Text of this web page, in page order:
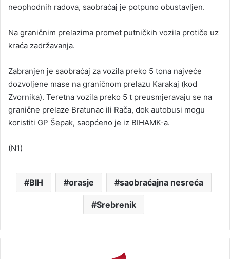
neophodnih radova, saobraćaj je potpuno obustavljen.
Na graničnim prelazima promet putničkih vozila protiče uz
kraća zadržavanja.
Zabranjen je saobraćaj za vozila preko 5 tona najveće
dozvoljene mase na graničnom prelazu Karakaj (kod
Zvornika). Teretna vozila preko 5 t preusmjeravaju se na
granične prelaze Bratunac ili Rača, dok autobusi mogu
koristiti GP Šepak, saopćeno je iz BIHAMK-a.
(N1)
BIH orasje saobraćajna nesreća
Srebrenik